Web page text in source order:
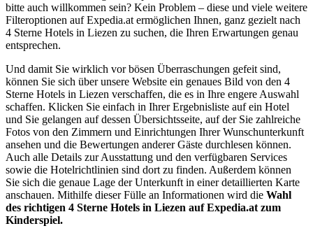
bitte auch willkommen sein? Kein Problem – diese und viele weitere
Filteroptionen auf Expedia.at ermöglichen Ihnen, ganz gezielt nach
4 Sterne Hotels in Liezen zu suchen, die Ihren Erwartungen genau
entsprechen.
Und damit Sie wirklich vor bösen Überraschungen gefeit sind,
können Sie sich über unsere Website ein genaues Bild von den 4
Sterne Hotels in Liezen verschaffen, die es in Ihre engere Auswahl
schaffen. Klicken Sie einfach in Ihrer Ergebnisliste auf ein Hotel
und Sie gelangen auf dessen Übersichtsseite, auf der Sie zahlreiche
Fotos von den Zimmern und Einrichtungen Ihrer Wunschunterkunft
ansehen und die Bewertungen anderer Gäste durchlesen können.
Auch alle Details zur Ausstattung und den verfügbaren Services
sowie die Hotelrichtlinien sind dort zu finden. Außerdem können
Sie sich die genaue Lage der Unterkunft in einer detaillierten Karte
anschauen. Mithilfe dieser Fülle an Informationen wird die Wahl
des richtigen 4 Sterne Hotels in Liezen auf Expedia.at zum
Kinderspiel.